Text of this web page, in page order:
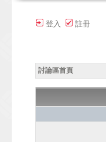
登入 註冊
討論區首頁